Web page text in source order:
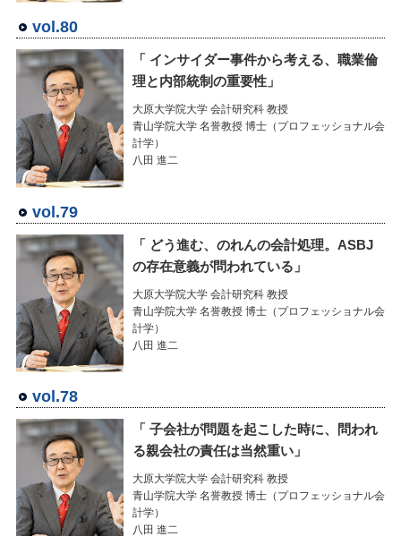
vol.80
「 インサイダー事件から考える、職業倫
理と内部統制の重要性」
大原大学院大学 会計研究科 教授
青山学院大学 名誉教授 博士（プロフェッショナル会
計学）
八田 進二
vol.79
「 どう進む、のれんの会計処理。ASBJ
の存在意義が問われている」
大原大学院大学 会計研究科 教授
青山学院大学 名誉教授 博士（プロフェッショナル会
計学）
八田 進二
vol.78
「 子会社が問題を起こした時に、問われ
る親会社の責任は当然重い」
大原大学院大学 会計研究科 教授
青山学院大学 名誉教授 博士（プロフェッショナル会
計学）
八田 進二